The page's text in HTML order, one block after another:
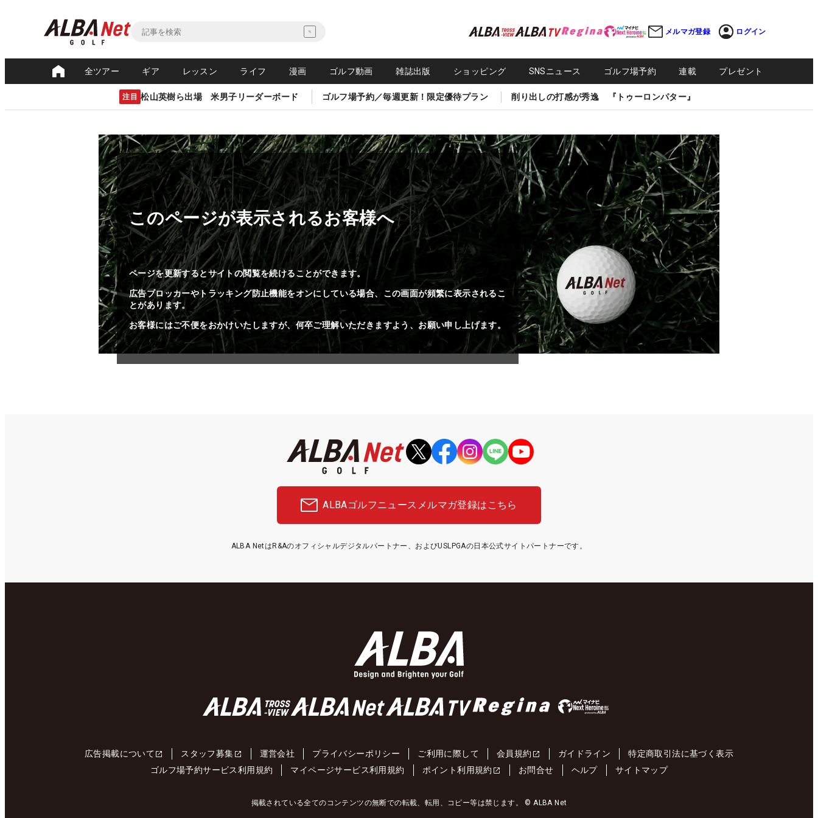
メルマガ登録 ログイン
全ツアー ギア レッスン ライフ 漫画 ゴルフ動画 雑誌出版 ショッピング SNSニュース ゴルフ場予約 連載 プレゼント
注目 松山英樹ら出場 米男子リーダーボード ゴルフ場予約／毎週更新！限定優待プラン 削り出しの打感が秀逸 『トゥーロンパター』
このページが表示されるお客様へ
ページを更新するとサイトの閲覧を続けることができます。
広告ブロッカーやトラッキング防止機能をオンにしている場合、この画面が頻繁に表示されるこ
とがあります。
お客様にはご不便をおかけいたしますが、何卒ご理解いただきますよう、お願い申し上げます。
ALBAゴルフニュース メルマガ登録はこちら
ALBA NetはR&Aのオフィシャルデジタルパートナー、およびUSLPGAの日本公式サイトパートナーです。
広告掲載について スタッフ募集 運営会社 プライバシーポリシー ご利用に際して 会員規約 ガイドライン
特定商取引法に基づく表示
ゴルフ場予約サービス利用規約
マイページサービス利用規約 ポイント利用規約 お問合せ ヘルプ サイトマップ
掲載されている全てのコンテンツの無断での転載、転用、コピー等は禁じます。 © ALBA Net